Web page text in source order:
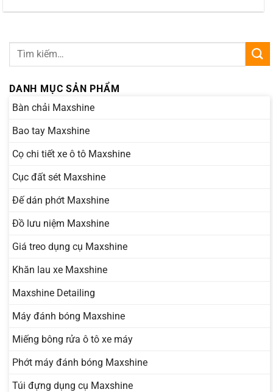
DANH MỤC SẢN PHẨM
Bàn chải Maxshine
Bao tay Maxshine
Cọ chi tiết xe ô tô Maxshine
Cục đất sét Maxshine
Đế dán phớt Maxshine
Đồ lưu niệm Maxshine
Giá treo dụng cụ Maxshine
Khăn lau xe Maxshine
Maxshine Detailing
Máy đánh bóng Maxshine
Miếng bông rửa ô tô xe máy
Phớt máy đánh bóng Maxshine
Túi đựng dụng cụ Maxshine